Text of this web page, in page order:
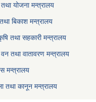
तथा योजना मन्त्रालय
बिकाश मन्त्रालय
तथा सहकारी मन्त्रालय
वन तथा वातावरण मन्त्रालय
मन्त्रालय
तथा कानून मन्त्रालय